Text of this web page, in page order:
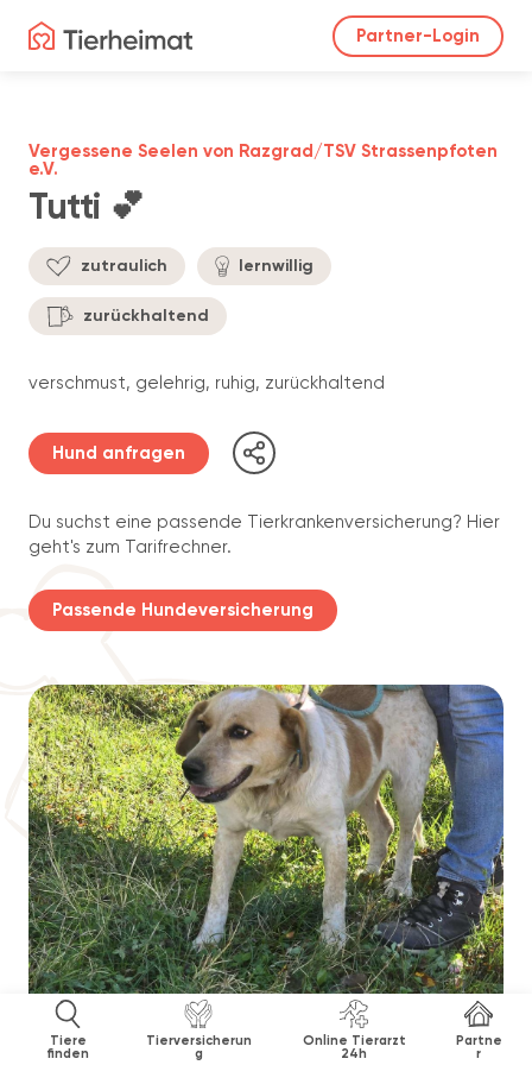
Partner-Login
Tiere
finden
Tierversicherun
g
Online Tierarzt
24h
Partne
r
Tutti 💕
Vergessene Seelen von Razgrad/TSV Strassenpfoten
e.V.
zutraulich lernwillig
zurückhaltend
verschmust, gelehrig, ruhig, zurückhaltend
Hund anfragen
Du suchst eine passende Tierkrankenversicherung? Hier
geht's zum Tarifrechner.
Passende Hundeversicherung